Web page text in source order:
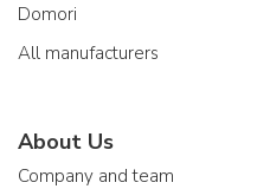
Domori
All manufacturers
About Us
Company and team